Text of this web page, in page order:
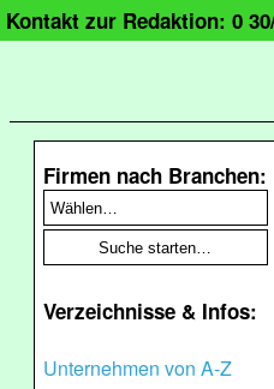
Kontakt zur Redaktion: 0
Firmen nach Branchen:
Verzeichnisse & Infos:
Unternehmen von A-Z